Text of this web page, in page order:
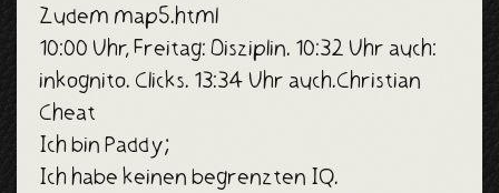
Zudem map5.html
10:00 Uhr, Freitag: Disziplin. 10:32 Uhr auch:
inkognito. Clicks. 13:34 Uhr auch.Christian
Cheat
Ich bin Paddy;
Ich habe keinen begrenzten IQ.